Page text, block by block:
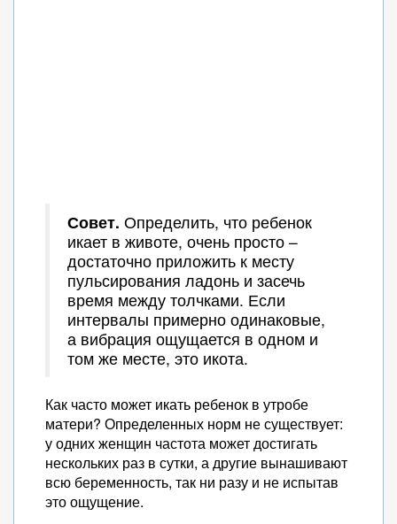
Совет. Определить, что ребенок
икает в животе, очень просто –
достаточно приложить к месту
пульсирования ладонь и засечь
время между толчками. Если
интервалы примерно одинаковые,
а вибрация ощущается в одном и
том же месте, это икота.
Как часто может икать ребенок в утробе
матери? Определенных норм не существует:
у одних женщин частота может достигать
нескольких раз в сутки, а другие вынашивают
всю беременность, так ни разу и не испытав
это ощущение.